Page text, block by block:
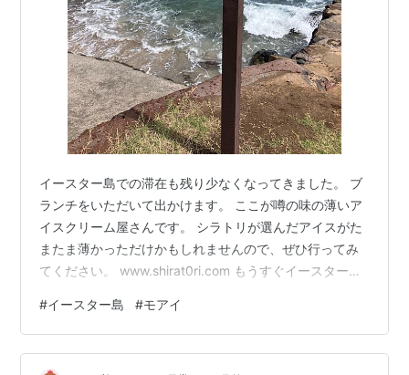
イースター島での滞在も残り少なくなってきました。 ブ
ランチをいただいて出かけます。 ここが噂の味の薄いア
イスクリーム屋さんです。 シラトリが選んだアイスがた
またま薄かっただけかもしれませんので、ぜひ行ってみ
てください。 www.shirat0ri.com もうすぐイースター島
い木彫りの素敵な彼を発見しました！ 顔はあまり好みで
はないですが佇まいがカッコいいですね！ 博物館で出会
った彼の方が好みです。 さて、やってきたのはビール工
#イースター島 #モアイ